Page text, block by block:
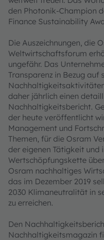
den Photonik-Champion
Finance Sustainability
Die Auszeichnungen, die
Weltwirtschaftsforum
ungefähr. Das
Transparenz in Bezug auf
daher jährlich einen
Nachhaltigkeitsbericht.
der heute veröffentlicht
Management und
Themen, für die Osram
der eigenen Tätigkeit und
Wertschöpfungskette
Osram nachhaltiges
das im Dezember 2019
2030 Klimaneutralität in
zu erreichen.
Den
Nachhaltigkeitsmagazin